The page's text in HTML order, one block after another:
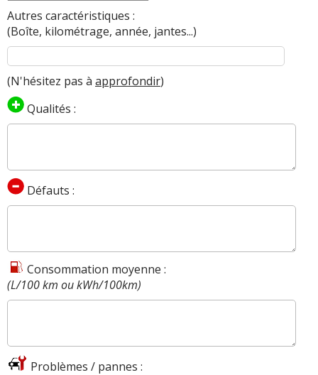
Autres caractéristiques :
(Boîte, kilométrage, année, jantes...)
(N'hésitez pas à approfondir)
Qualités :
Défauts :
Consommation moyenne :
(L/100 km ou kWh/100km)
Problèmes / pannes :